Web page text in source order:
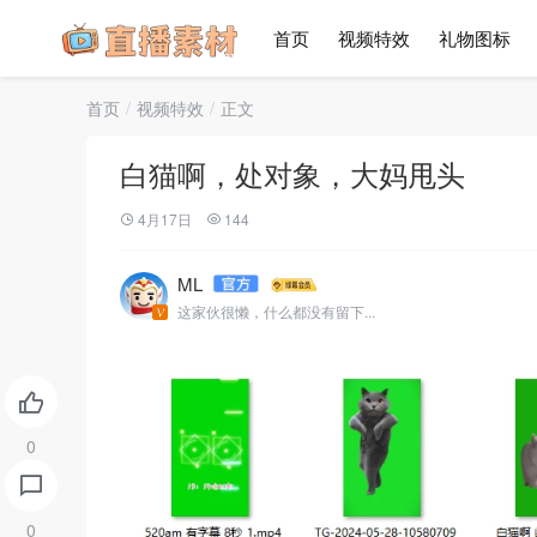
首页 视频特效 礼物图标
首页 视频特效 正文
白猫啊，处对象，大妈甩头
4月17日 144
ML
这家伙很懒，什么都没有留下...